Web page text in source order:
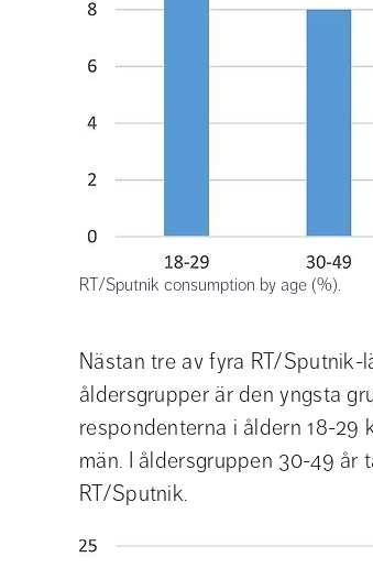
RT/Sputnik consumption by age (%).
Nästan tre av fyra RT/Sputnik-
åldersgrupper är den yngsta
respondenterna i åldern 18-29
män. I åldersgruppen 30-49 år
RT/Sputnik.